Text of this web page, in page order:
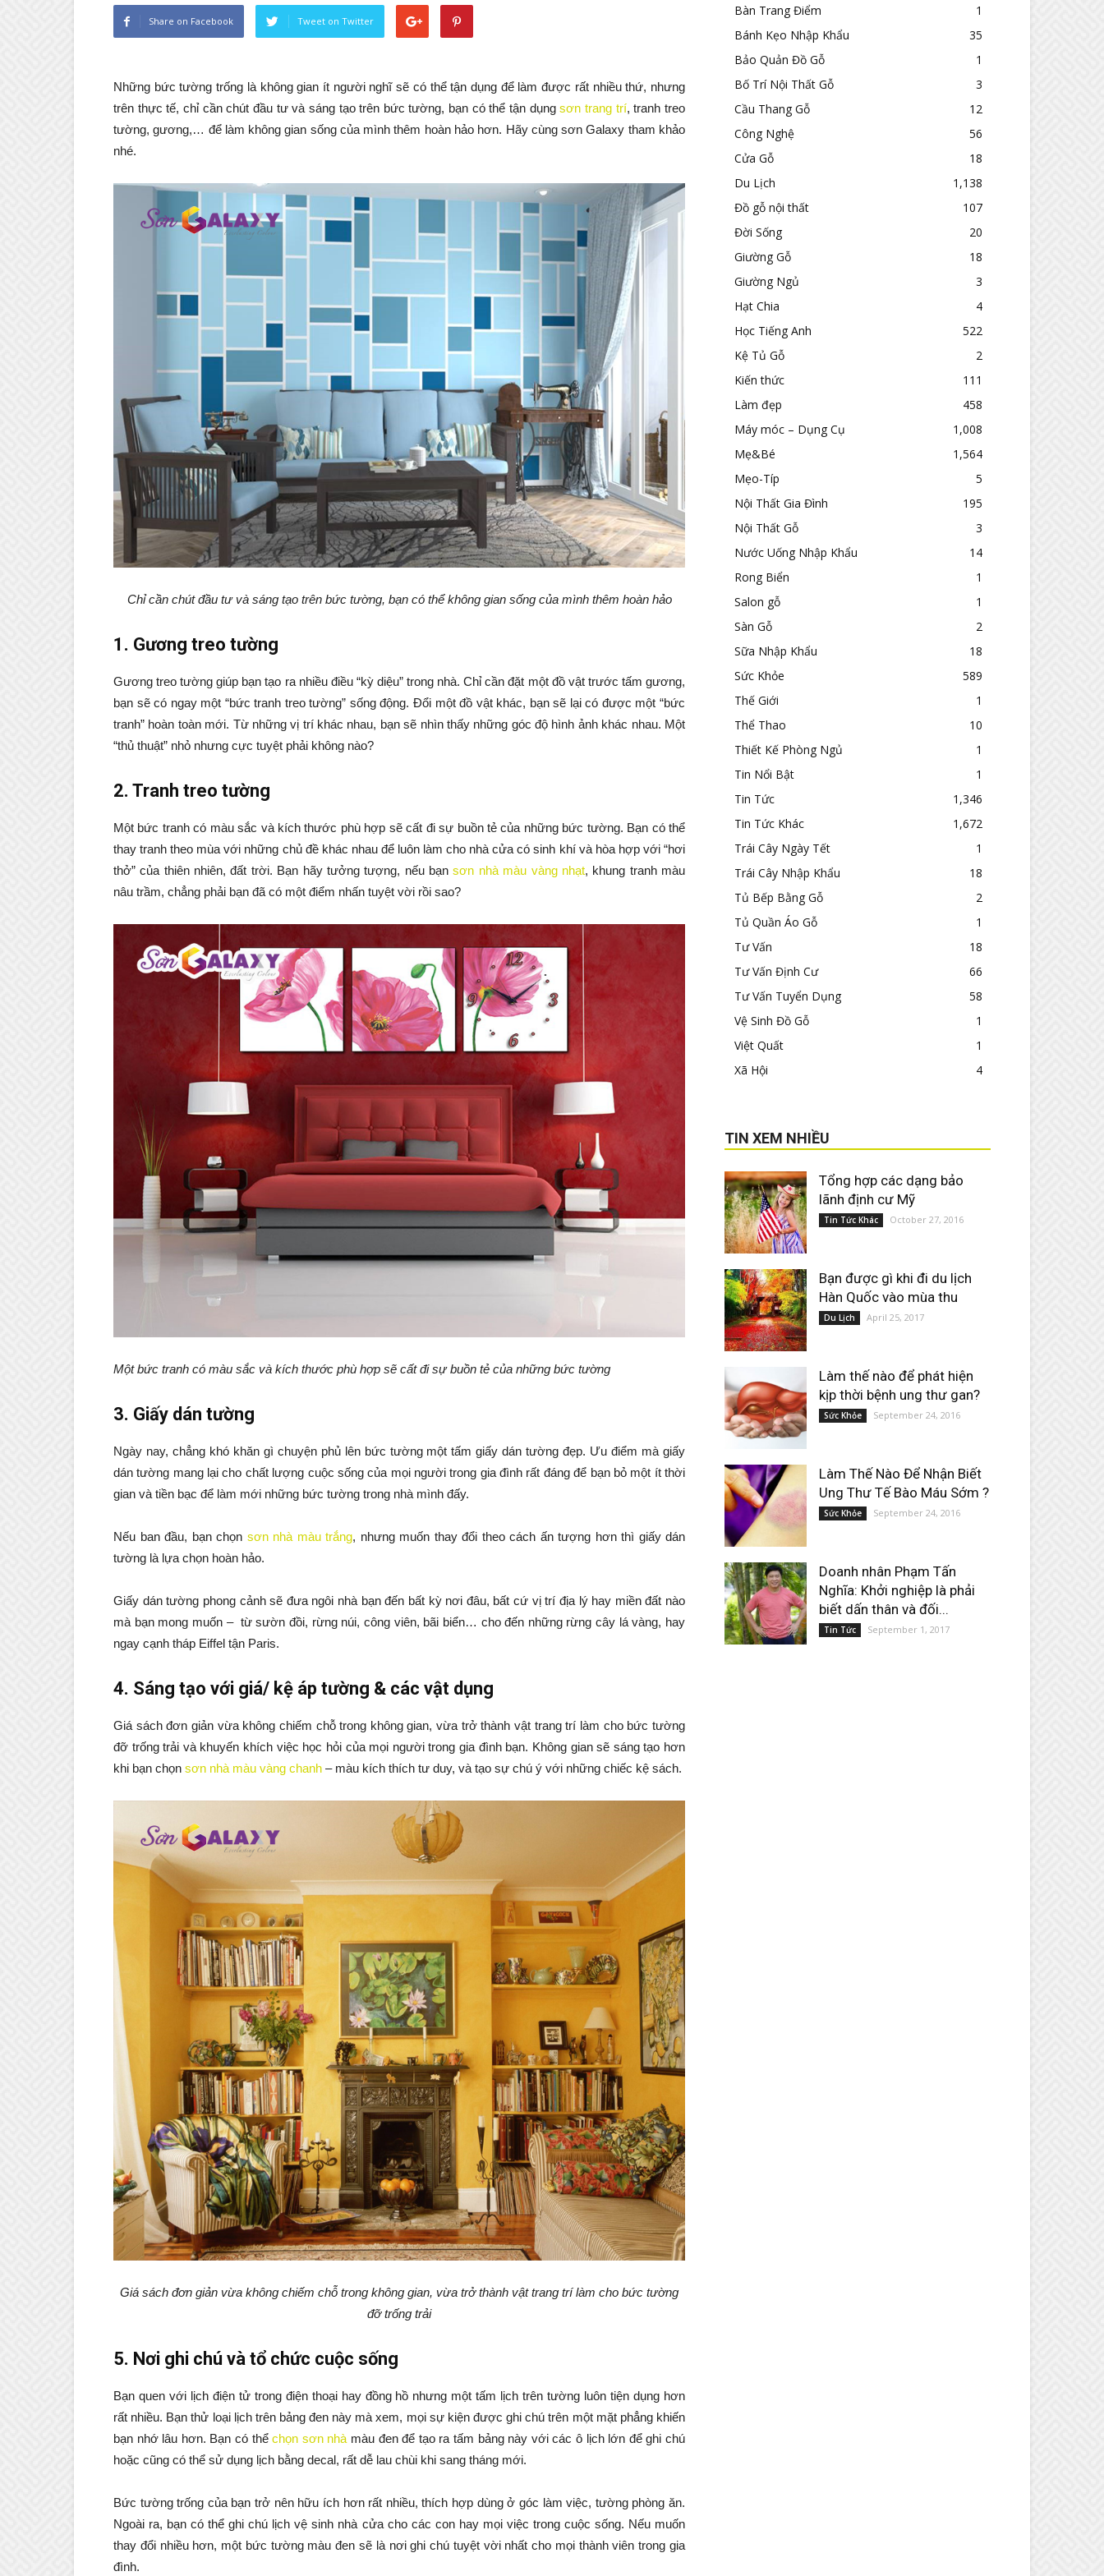
Share on Facebook Tweet on Twitter
Những bức tường trống là không gian ít người nghĩ sẽ có thể tận dụng để làm được rất nhiều thứ, nhưng
trên thực tế, chỉ cần chút đầu tư và sáng tạo trên bức tường, bạn có thể tận dụngsơn trang trí, tranh treo
tường, gương,… để làm không gian sống của mình thêm hoàn hảo hơn. Hãy cùng sơn Galaxy tham khảo
nhé.
Chỉ cần chút đầu tư và sáng tạo trên bức tường, bạn có thể không gian sống của mình thêm hoàn hảo
1. Gương treo tường
Gương treo tường giúp bạn tạo ra nhiều điều “kỳ diệu” trong nhà. Chỉ cần đặt một đồ vật trước tấm gương,
bạn sẽ có ngay một “bức tranh treo tường” sống động. Đổi một đồ vật khác, bạn sẽ lại có được một “bức
tranh” hoàn toàn mới. Từ những vị trí khác nhau, bạn sẽ nhìn thấy những góc độ hình ảnh khác nhau. Một
“thủ thuật” nhỏ nhưng cực tuyệt phải không nào?
2. Tranh treo tường
Một bức tranh có màu sắc và kích thước phù hợp sẽ cất đi sự buồn tẻ của những bức tường. Bạn có thể
thay tranh theo mùa với những chủ đề khác nhau để luôn làm cho nhà cửa có sinh khí và hòa hợp với “hơi
thở” của thiên nhiên, đất trời. Bạn hãy tưởng tượng, nếu bạnsơn nhà màu vàng nhạt, khung tranh màu
nâu trầm, chẳng phải bạn đã có một điểm nhấn tuyệt vời rồi sao?
Một bức tranh có màu sắc và kích thước phù hợp sẽ cất đi sự buồn tẻ của những bức tường
3. Giấy dán tường
Ngày nay, chẳng khó khăn gì chuyện phủ lên bức tường một tấm giấy dán tường đẹp. Ưu điểm mà giấy
dán tường mang lại cho chất lượng cuộc sống của mọi người trong gia đình rất đáng để bạn bỏ một ít thời
gian và tiền bạc để làm mới những bức tường trong nhà mình đấy.
Nếu ban đầu, bạn chọn sơn nhà màu trắng, nhưng muốn thay đổi theo cách ấn tượng hơn thì giấy dán
tường là lựa chọn hoàn hảo.
Giấy dán tường phong cảnh sẽ đưa ngôi nhà bạn đến bất kỳ nơi đâu, bất cứ vị trí địa lý hay miền đất nào
mà bạn mong muốn – từ sườn đồi, rừng núi, công viên, bãi biển… cho đến những rừng cây lá vàng, hay
ngay cạnh tháp Eiffel tận Paris.
4. Sáng tạo với giá/ kệ áp tường & các vật dụng
Giá sách đơn giản vừa không chiếm chỗ trong không gian, vừa trở thành vật trang trí làm cho bức tường
đỡ trống trải và khuyến khích việc học hỏi của mọi người trong gia đình bạn. Không gian sẽ sáng tạo hơn
khi bạn chọn sơn nhà màu vàng chanh – màu kích thích tư duy, và tạo sự chú ý với những chiếc kệ sách.
Giá sách đơn giản vừa không chiếm chỗ trong không gian, vừa trở thành vật trang trí làm cho bức tường
đỡ trống trải
5. Nơi ghi chú và tổ chức cuộc sống
Bạn quen với lịch điện tử trong điện thoại hay đồng hồ nhưng một tấm lịch trên tường luôn tiện dụng hơn
rất nhiều. Bạn thử loại lịch trên bảng đen này mà xem, mọi sự kiện được ghi chú trên một mặt phẳng khiến
bạn nhớ lâu hơn. Bạn có thểchọn sơn nhà màu đen để tạo ra tấm bảng này với các ô lịch lớn để ghi chú
hoặc cũng có thể sử dụng lịch bằng decal, rất dễ lau chùi khi sang tháng mới.
Bức tường trống của bạn trở nên hữu ích hơn rất nhiều, thích hợp dùng ở góc làm việc, tường phòng ăn.
Ngoài ra, bạn có thể ghi chú lịch vệ sinh nhà cửa cho các con hay mọi việc trong cuộc sống. Nếu muốn
thay đổi nhiều hơn, một bức tường màu đen sẽ là nơi ghi chú tuyệt vời nhất cho mọi thành viên trong gia
đình.
Bàn Trang Điểm
1
Bánh Kẹo Nhập Khẩu
35
Bảo Quản Đồ Gỗ
1
Bố Trí Nội Thất Gỗ
3
Cầu Thang Gỗ
12
Công Nghệ
56
Cửa Gỗ
18
Du Lịch
1,138
Đồ gỗ nội thất
107
Đời Sống
20
Giường Gỗ
18
Giường Ngủ
3
Hạt Chia
4
Học Tiếng Anh
522
Kệ Tủ Gỗ
2
Kiến thức
111
Làm đẹp
458
Máy móc – Dụng Cụ
1,008
Mẹ&Bé
1,564
Mẹo-Típ
5
Nội Thất Gia Đình
195
Nội Thất Gỗ
3
Nước Uống Nhập Khẩu
14
Rong Biển
1
Salon gỗ
1
Sàn Gỗ
2
Sữa Nhập Khẩu
18
Sức Khỏe
589
Thế Giới
1
Thể Thao
10
Thiết Kế Phòng Ngủ
1
Tin Nổi Bật
1
Tin Tức
1,346
Tin Tức Khác
1,672
Trái Cây Ngày Tết
1
Trái Cây Nhập Khẩu
18
Tủ Bếp Bằng Gỗ
2
Tủ Quần Áo Gỗ
1
Tư Vấn
18
Tư Vấn Định Cư
66
Tư Vấn Tuyển Dụng
58
Vệ Sinh Đồ Gỗ
1
Việt Quất
1
Xã Hội
4
TIN XEM NHIỀU
Tổng hợp các dạng bảo
lãnh định cư Mỹ
Tin Tức Khác October 27, 2016
Bạn được gì khi đi du lịch
Hàn Quốc vào mùa thu
Du Lịch April 25, 2017
Làm thế nào để phát hiện
kịp thời bệnh ung thư gan?
Sức Khỏe September 24, 2016
Làm Thế Nào Để Nhận Biết
Ung Thư Tế Bào Máu Sớm ?
Sức Khỏe September 24, 2016
Doanh nhân Phạm Tấn
Nghĩa: Khởi nghiệp là phải
biết dấn thân và đối...
Tin Tức September 1, 2017